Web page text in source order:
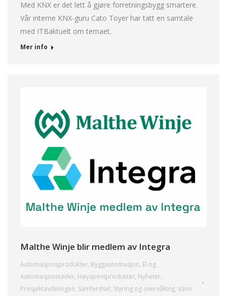
Med KNX er det lett å gjøre forretningsbygg smartere.
Vår interne KNX-guru Cato Toyer har tatt en samtale
med ITBaktuelt om temaet.
Mer info
Malthe Winje blir medlem av Integra
Automasjonsprodukter, Byggautomasjon, El og
Automasjonstavler, Høyspentprodukter, Nyheter,
Prosjektavdelingen, Samferdsel, Styring og overvåking, Vann